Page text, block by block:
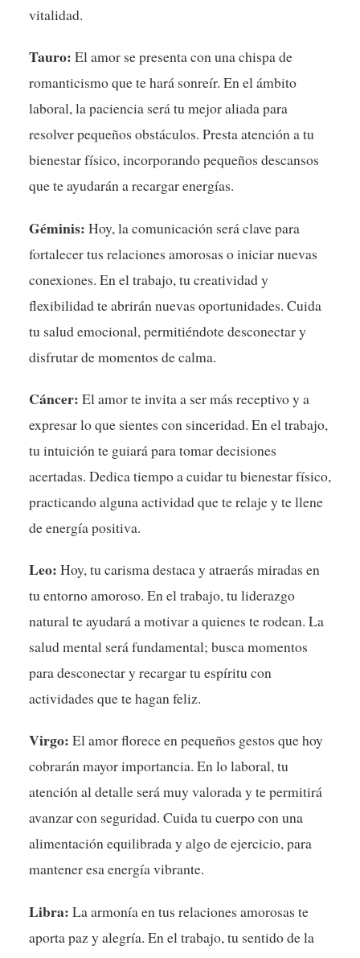
vitalidad.
Tauro: El amor se presenta con una chispa de
romanticismo que te hará sonreír. En el ámbito
laboral, la paciencia será tu mejor aliada para
resolver pequeños obstáculos. Presta atención a tu
bienestar físico, incorporando pequeños descansos
que te ayudarán a recargar energías.
Géminis: Hoy, la comunicación será clave para
fortalecer tus relaciones amorosas o iniciar nuevas
conexiones. En el trabajo, tu creatividad y
flexibilidad te abrirán nuevas oportunidades. Cuida
tu salud emocional, permitiéndote desconectar y
disfrutar de momentos de calma.
Cáncer: El amor te invita a ser más receptivo y a
expresar lo que sientes con sinceridad. En el trabajo,
tu intuición te guiará para tomar decisiones
acertadas. Dedica tiempo a cuidar tu bienestar físico,
practicando alguna actividad que te relaje y te llene
de energía positiva.
Leo: Hoy, tu carisma destaca y atraerás miradas en
tu entorno amoroso. En el trabajo, tu liderazgo
natural te ayudará a motivar a quienes te rodean. La
salud mental será fundamental; busca momentos
para desconectar y recargar tu espíritu con
actividades que te hagan feliz.
Virgo: El amor florece en pequeños gestos que hoy
cobrarán mayor importancia. En lo laboral, tu
atención al detalle será muy valorada y te permitirá
avanzar con seguridad. Cuida tu cuerpo con una
alimentación equilibrada y algo de ejercicio, para
mantener esa energía vibrante.
Libra: La armonía en tus relaciones amorosas te
aporta paz y alegría. En el trabajo, tu sentido de la